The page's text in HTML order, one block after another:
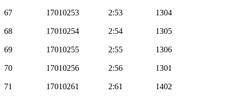
67 17010253 2:53 1304
68 17010254 2:54 1305
69 17010255 2:55 1306
70 17010256 2:56 1301
71 17010261 2:61 1402